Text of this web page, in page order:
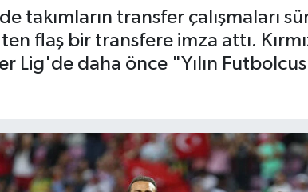
takımların transfer çalışmaları
flaş bir transfere imza attı.
Lig'de daha önce "Yılın